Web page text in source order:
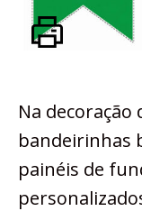
Na decoração
bandeirinhas
painéis de